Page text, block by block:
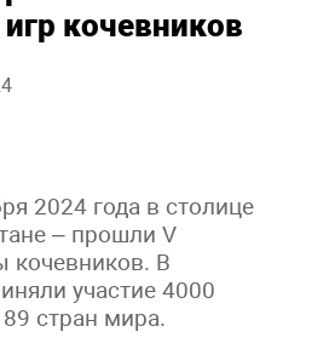
кочевников
2024 года в столице
– прошли V
кочевников. В
участие 4000
стран мира.